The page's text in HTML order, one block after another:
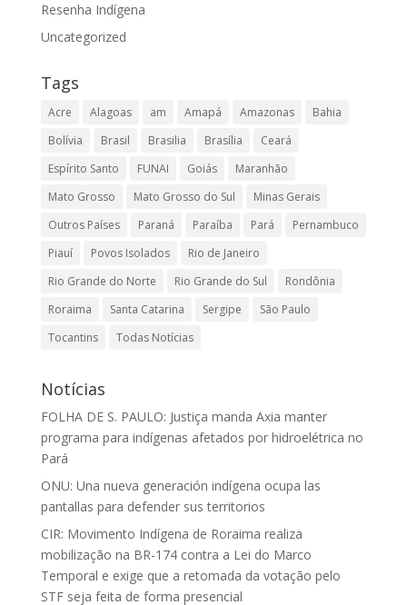
Resenha Indígena
Uncategorized
Tags
Acre Alagoas am Amapá Amazonas
Bahia
Bolívia
Brasil Brasilia Brasília
Ceará
Espírito Santo
FUNAI Goiás
Maranhão
Mato Grosso
Mato Grosso do Sul
Minas Gerais
Outros Países
Paraná Paraíba Pará
Pernambuco
Piauí
Povos Isolados
Rio de Janeiro
Rio Grande do Norte
Rio Grande do Sul
Rondônia
Roraima
Santa Catarina Sergipe
São Paulo
Tocantins
Todas Notícias
Notícias
FOLHA DE S. PAULO: Justiça manda Axia manter
programa para indígenas afetados por hidroelétrica no
Pará
ONU: Una nueva generación indígena ocupa las
pantallas para defender sus territorios
CIR: Movimento Indígena de Roraima realiza
mobilização na BR-174 contra a Lei do Marco
Temporal e exige que a retomada da votação pelo
STF seja feita de forma presencial